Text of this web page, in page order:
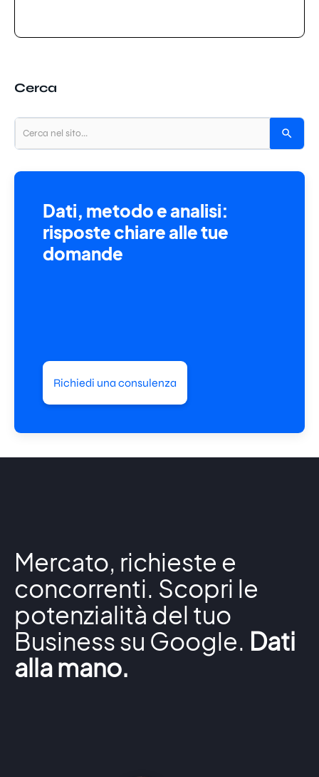
Cerca
Dati, metodo e analisi:
risposte chiare alle tue
domande
Richiedi una consulenza
Mercato, richieste e
concorrenti. Scopri le
potenzialità del tuo
Business su Google. Dati
alla mano.